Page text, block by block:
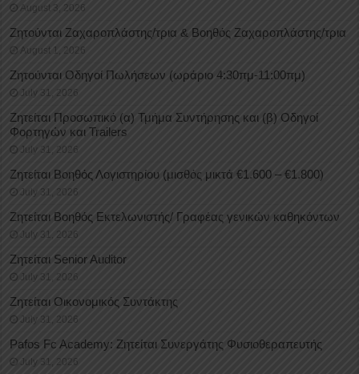
August 3, 2026
Ζητούνται Ζαχαροπλάστης/τρια & Βοηθός Ζαχαροπλάστης/τρια
August 1, 2026
Ζητούνται Οδηγοί Πωλήσεων (ωράριο 4:30πμ-11:00πμ)
July 31, 2026
Ζητείται Προσωπικό (α) Τμήμα Συντήρησης και (β) Οδηγοί
Φορτηγών και Trailers
July 31, 2026
Ζητείται Βοηθός Λογιστηρίου (μισθός μικτά €1.600 – €1.800)
July 31, 2026
Ζητείται Βοηθός Εκτελωνιστής/ Γραφέας γενικών καθηκόντων
July 31, 2026
Ζητείται Senior Auditor
July 31, 2026
Ζητείται Οικονομικός Συντάκτης
July 31, 2026
Pafos Fc Academy: Ζητείται Συνεργάτης Φυσιοθεραπευτής
July 31, 2026